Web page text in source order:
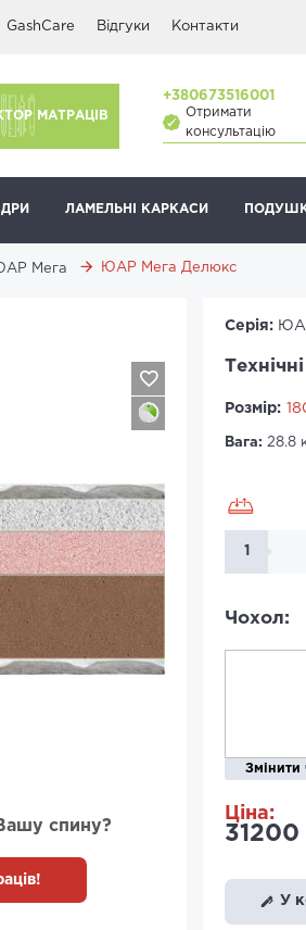
GashCare Відгуки Контакти
МАТРАЦІВ
+380673516001
Отримати
консультацію
ЛАМЕЛЬНІ КАРКАСИ
Мега ЮАР Мега Делюкс
спину?
Серія:
Розмір:
Вага: 28.8
1
Чохол:
Змінити
Ціна:
31200
У